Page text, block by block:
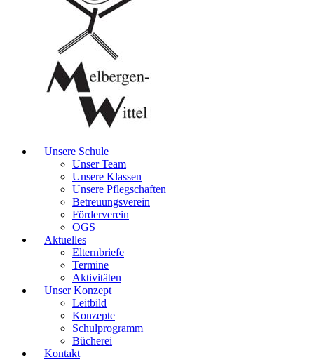
Unsere Schule
Unser Team
Unsere Klassen
Unsere Pflegschaften
Betreuungsverein
Förderverein
OGS
Aktuelles
Elternbriefe
Termine
Aktivitäten
Unser Konzept
Leitbild
Konzepte
Schulprogramm
Bücherei
Kontakt